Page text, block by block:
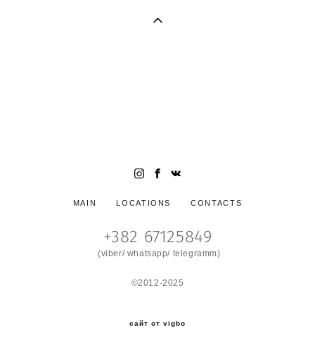
MAIN LOCATIONS CONTACTS
+382 67125849
(viber/ whatsapp/ telegramm)
©2012-2025
сайт от vigbo